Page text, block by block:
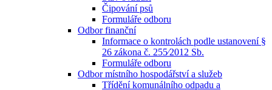
Čipování psů
Formuláře odboru
Odbor finanční
Informace o kontrolách podle ustanovení §
26 zákona č. 255⁄2012 Sb.
Formuláře odboru
Odbor místního hospodářství a služeb
Třídění komunálního odpadu a